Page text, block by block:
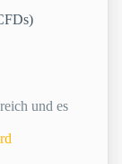
und es